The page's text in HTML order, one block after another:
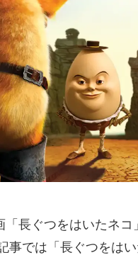
長ぐつをはいたネ
事では「長ぐつをは